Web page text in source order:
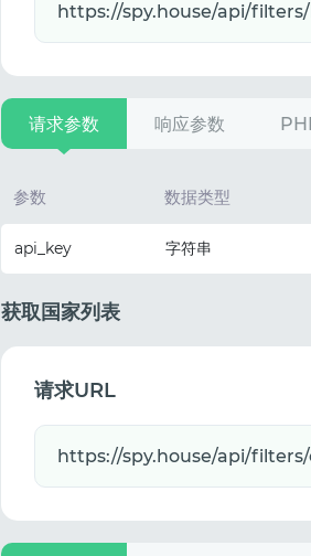
请求参数 响应参数
参数 数据类型
api_key 字符串
获取国家列表
请求URL